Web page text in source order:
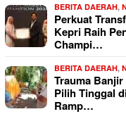
BERITA DAERAH,
Perkuat
Kepri Raih
Champi…
BERITA DAERAH,
Trauma
Pilih Tinggal
Ramp…